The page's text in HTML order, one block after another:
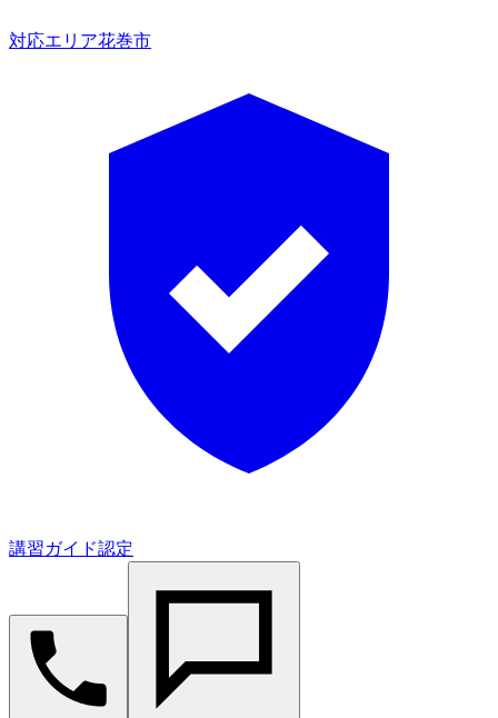
対応エリア花巻市
講習ガイド認定